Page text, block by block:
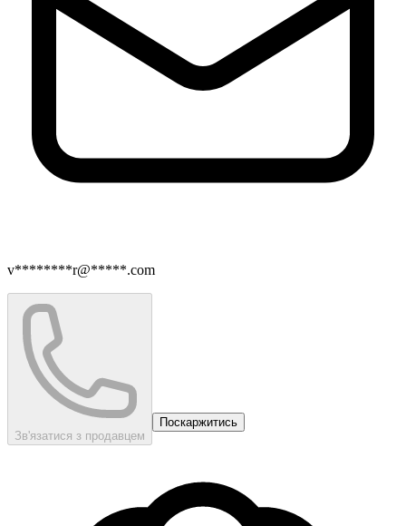
v********r@*****.com
Зв'язатися з продавцем
Поскаржитись